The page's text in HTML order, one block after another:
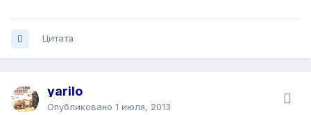
Цитата
yarilo
Опубликовано 1 июля, 2013